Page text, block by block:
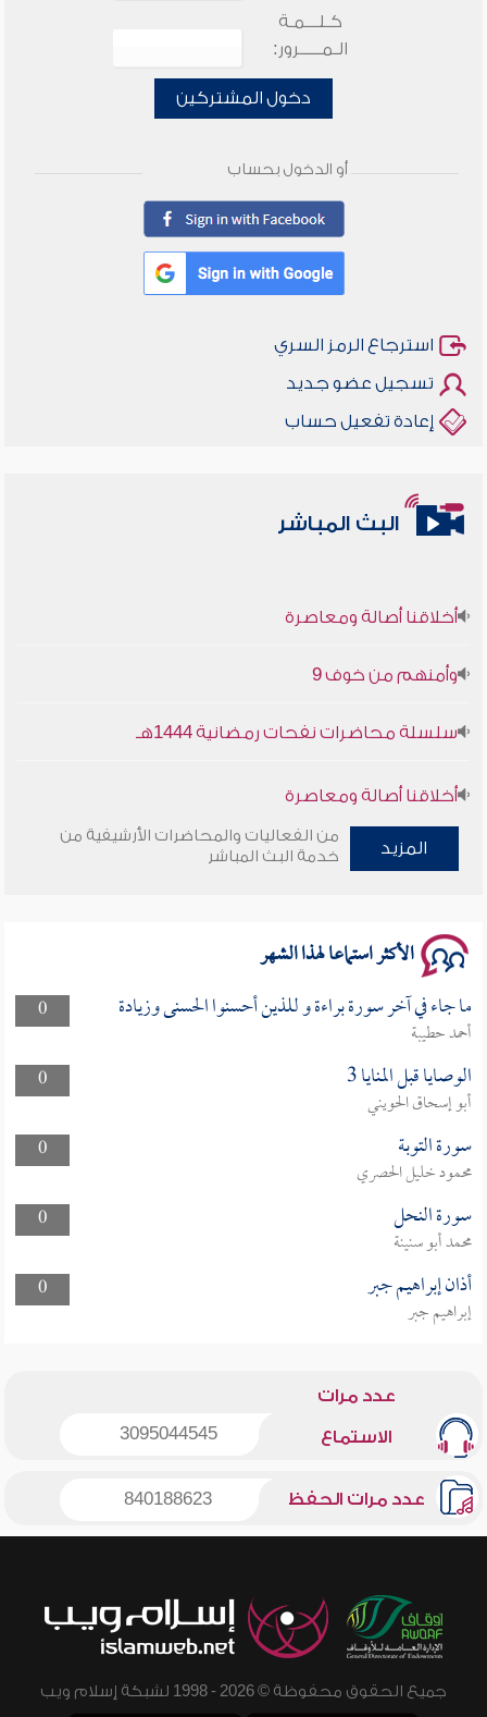
كـلـــمـة
الـمـــــرور:
دخول المشتركين
أو الدخول بحساب
استرجاع الرمز السري
تسجيل عضو جديد
إعادة تفعيل حساب
البث المباشر
أخلاقنا أصالة ومعاصرة
وأمنهم من خوف 9
سلسلة محاضرات نفحات رمضانية 1444هـ
أخلاقنا أصالة ومعاصرة
وأمنهم من خوف 9
المزيد
من الفعاليات والمحاضرات الأرشيفية من
خدمة البث المباشر
الأكثر استماعا لهذا الشهر
0 ما جاء في آخر سورة براءة و للذين أحسنوا الحسنى وزيادة
أحمد حطيبة
0
الوصايا قبل المنايا 3
أبو إسحاق الحويني
0
سورة التوبة
محمود خليل الحصري
0
سورة النحل
محمد أبو سنينة
0
أذان إبراهيم جبر
إبراهيم جبر
عدد مرات
الاستماع 3095044545
عدد مرات الحفظ 840188623
جميع الحقوق محفوظة © 2026 - 1998 لشبكة إسلام ويب